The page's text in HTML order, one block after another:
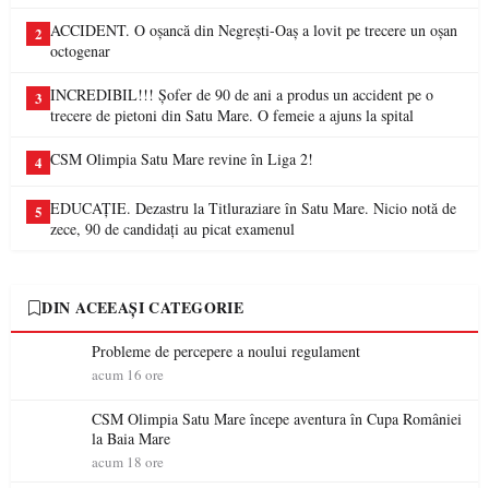
2 ACCIDENT. O oșancă din Negrești-Oaș a lovit pe trecere un oșan
octogenar
3 INCREDIBIL!!! Șofer de 90 de ani a produs un accident pe o
trecere de pietoni din Satu Mare. O femeie a ajuns la spital
4 CSM Olimpia Satu Mare revine în Liga 2!
5 EDUCAȚIE. Dezastru la Titluraziare în Satu Mare. Nicio notă de
zece, 90 de candidați au picat examenul
DIN ACEEAȘI CATEGORIE
Probleme de percepere a noului regulament
acum 16 ore
CSM Olimpia Satu Mare începe aventura în Cupa României
la Baia Mare
acum 18 ore